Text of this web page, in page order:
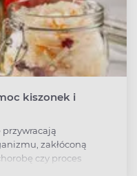
kiszonek i
zakłóconą
czy proces